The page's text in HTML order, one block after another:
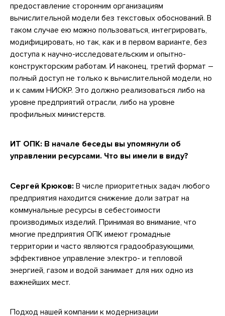
предоставление сторонним организациям
вычислительной модели без текстовых обоснований. В
таком случае ею можно пользоваться, интегрировать,
модифицировать, но так, как и в первом варианте, без
доступа к научно-исследовательским и опытно-
конструкторским работам. И наконец, третий формат –
полный доступ не только к вычислительной модели, но
и к самим НИОКР. Это должно реализоваться либо на
уровне предприятий отрасли, либо на уровне
профильных министерств.
ИТ ОПК: В начале беседы вы упомянули об
управлении ресурсами. Что вы имели в виду?
Сергей Крюков: В числе приоритетных задач любого
предприятия находится снижение доли затрат на
коммунальные ресурсы в себестоимости
производимых изделий. Принимая во внимание, что
многие предприятия ОПК имеют громадные
территории и часто являются градообразующими,
эффективное управление электро- и тепловой
энергией, газом и водой занимает для них одно из
важнейших мест.
Подход нашей компании к модернизации